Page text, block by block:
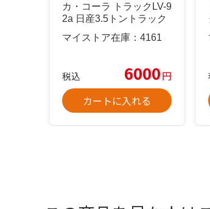
カ・コーラ トラックLV-9
2a 日産3.5トントラック
マイストア在庫： 4161
税込 6000円
カートに入れる